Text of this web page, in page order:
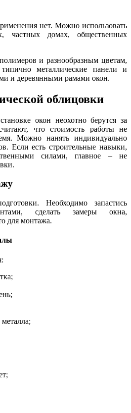
нет. Можно использовать
, частных домах, общественных
и разнообразным цветам,
металлические панели и
и деревянными рамами окон.
облицовки
окон неохотно берутся за
что стоимость работы не
Можно нанять индивидуально
Если есть строительные навыки,
силами, главное – не
Необходимо запастись
сделать замеры окна,
для монтажа.